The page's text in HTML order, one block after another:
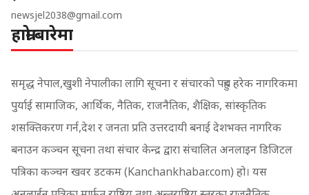
newsjel2038@gmail.com
हाम्रो बारेमा
समृद्ध नेपाल,खुशी नेपालीका लागि सूचना र संचारको पहुच हरेक नागरिकमा
पुर्याई सामाजिक, आर्थिक, नैतिक, राजनैतिक, शैक्षिक, सांस्कृतिक
शसक्तिकरण गर्न,देश र जनता प्रति उत्तरदायी बनाई देशभक्त नागरिक
बनाउन कञ्चन सूचना तथा संचार केन्द्र द्वारा संचालित अनलाइन डिजिटल
पत्रिका कञ्चन खवर डटकम (Kanchankhabar.com) हो। यस